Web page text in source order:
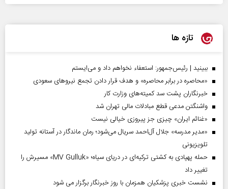
تازه ها
ببینید | رئیس‌جمهور: استعفاء نخواهم داد و می‌ایستم
«محاصره در برابر محاصره» و هدف قرار دادن تجمع نیروهای سعودی
خبرنگاران پشت سد کمیته‌های وزارت کار
واشنگتن مدعی قطع مبادلات مالی تهران شد
«غنائم ایران» چیزی جز پیروزی خیالی نیست
«مدیر مدرسه» جلال آل‌احمد سریال می‌شود؛ رمان ماندگار در آستانه تولید
تلویزیونی
حمله پهپادی به کشتی ترکیه‌ای در دریای سیاه؛ «MV Gulluk» مسیرش را
تغییر داد
نشست خبری پزشکیان همزمان با روز خبرنگار برگزار می شود